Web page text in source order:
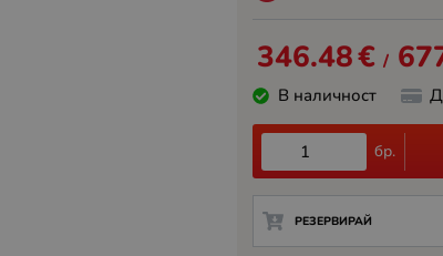
346.48€ /
В наличност
бр.
РЕЗЕРВИРАЙ